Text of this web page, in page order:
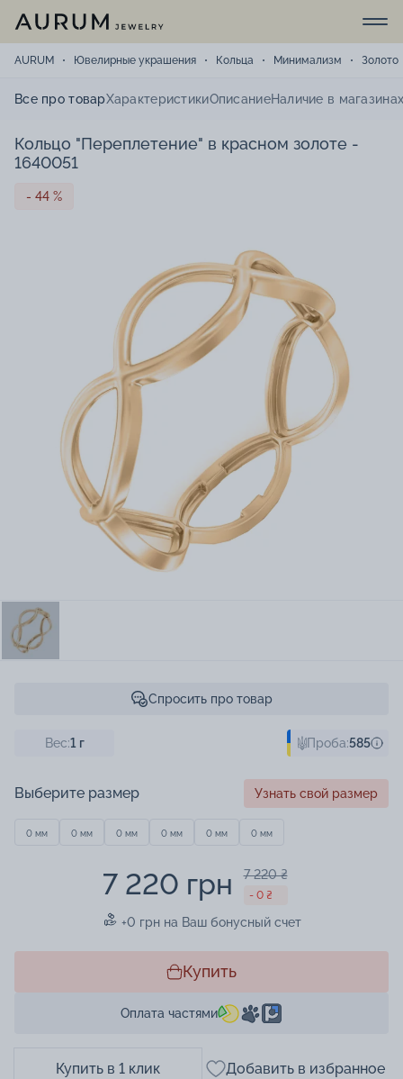
AURUM Ювелирные украшения Кольца Минимализм Золото
Все про товарХарактеристикиОписаниеНаличие в
Кольцо "Переплетение" в красном золоте -
1640051
- 44 %
Спросить про товар
Вес:1 г Проба:585
Выберите размер Узнать свой размер
0 мм 0 мм 0 мм 0 мм 0 мм 0 мм
7 220 грн 7 220 ₴
- 0 ₴
+0 грн на Ваш бонусный счет
Купить
Оплата частями
Купить в 1 клик Добавить в избранное